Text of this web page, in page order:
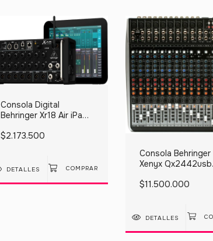
Consola Digital
Behringer Xr18 Air iPad
$2.173.500
DETALLES
Consola Behringer
Xenyx Qx2442usb
Xlr
$11.500.000
DETALLES